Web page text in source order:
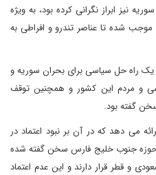
نیز ابراز نگرانی کرده بود، به ویژه
شده تا عناصر تندرو و افراطی به
راه حل سیاسی برای بحران سوریه و
و مردم این کشور و همچنین توقف
گفته بود.
می دهد که در آن بر نبود اعتماد در
حوزه جنوب خلیج فارس سخن گفته شده
و قطر قرار دارند و این عدم اعتماد